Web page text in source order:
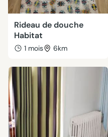
Rideau de douche
Habitat
1 mois 6km